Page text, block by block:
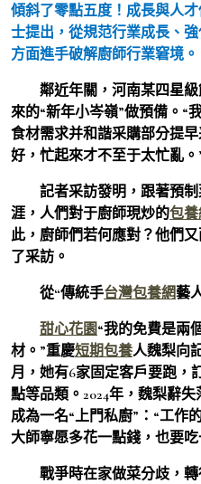
傾斜了零點五度！成長與人
士提出，從規范行業成長、
方面進手破解廚師行業窘境。
鄰近年關，河南某四星
來的“新年小岑嶺”做預備。“
食材需求并和諧采購部分提
好，忙起來才不至于太忙亂。
記者采訪發明，跟著預
涯，人們對于廚師現炒的包
此，廚師們若何應對？他們
了采訪。
從“傳統手台灣包養網藝
甜心花園“我的免費是兩
材。”重慶短期包養人魏梨向
月，她有6家固定客戶要跑，
點等品類。2024年，魏梨辭
成為一名“上門私廚”：“工作
大師寧愿多花一點錢，也要
戰爭時在家做菜分歧，